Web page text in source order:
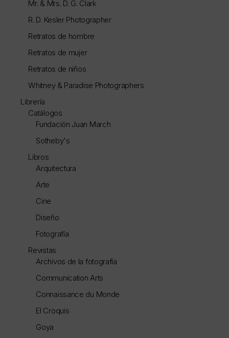
Mr. & Mrs. D. G. Clark
R. D. Kesler Photographer
Retratos de hombre
Retratos de mujer
Retratos de niños
Whitney & Paradise Photographers
Librería
Catálogos
Fundación Juan March
Sotheby's
Libros
Arquitectura
Arte
Cine
Diseño
Fotografía
Revistas
Archivos de la fotografía
Communication Arts
Connaissance du Monde
El Croquis
Goya